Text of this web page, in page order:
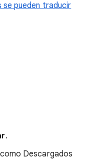
se pueden traducir
.
Descargados